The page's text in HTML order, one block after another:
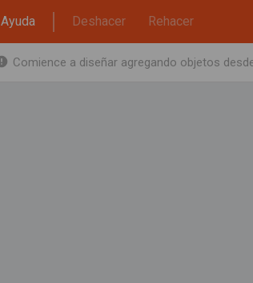
Ayuda Deshacer Rehacer
Comience a diseñar agregando objetos